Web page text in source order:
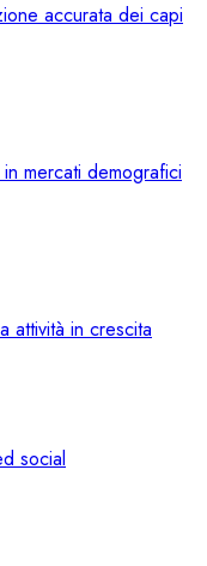
accurata dei capi
mercati demografici
attività in crescita
social